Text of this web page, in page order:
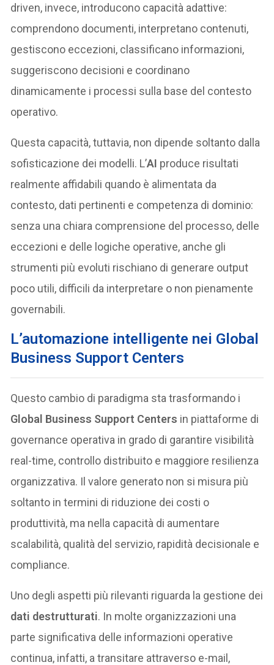
driven, invece, introducono capacità adattive:
comprendono documenti, interpretano contenuti,
gestiscono eccezioni, classificano informazioni,
suggeriscono decisioni e coordinano
dinamicamente i processi sulla base del contesto
operativo.
Questa capacità, tuttavia, non dipende soltanto dalla
sofisticazione dei modelli. L’AI produce risultati
realmente affidabili quando è alimentata da
contesto, dati pertinenti e competenza di dominio:
senza una chiara comprensione del processo, delle
eccezioni e delle logiche operative, anche gli
strumenti più evoluti rischiano di generare output
poco utili, difficili da interpretare o non pienamente
governabili.
L’automazione intelligente nei Global
Business Support Centers
Questo cambio di paradigma sta trasformando i
Global Business Support Centers in piattaforme di
governance operativa in grado di garantire visibilità
real-time, controllo distribuito e maggiore resilienza
organizzativa. Il valore generato non si misura più
soltanto in termini di riduzione dei costi o
produttività, ma nella capacità di aumentare
scalabilità, qualità del servizio, rapidità decisionale e
compliance.
Uno degli aspetti più rilevanti riguarda la gestione dei
dati destrutturati. In molte organizzazioni una
parte significativa delle informazioni operative
continua, infatti, a transitare attraverso e-mail,